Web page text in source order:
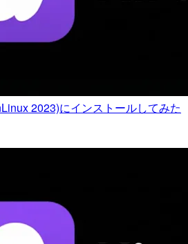
2023)にインストールしてみた